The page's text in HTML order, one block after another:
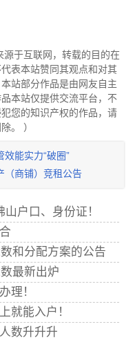
源于互联网，转载的目的在
表本站赞同其观点和对其
站部分作品是由网友自主
本站仅提供交流平台，不
您的知识产权的作品，请
。 ）
能实力“破圈”
（商铺）竞租公告
户口、身份证！
和分配方案的公告
最新出炉
理！
就能入户！
数升升升